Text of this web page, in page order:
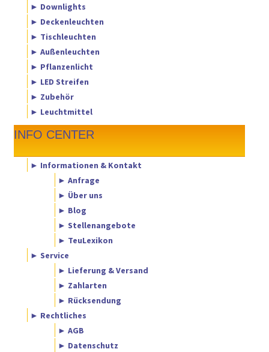
► Downlights
► Deckenleuchten
► Tischleuchten
► Außenleuchten
► Pflanzenlicht
► LED Streifen
► Zubehör
► Leuchtmittel
INFO CENTER
► Informationen & Kontakt
► Anfrage
► Über uns
► Blog
► Stellenangebote
► TeuLexikon
► Service
► Lieferung & Versand
► Zahlarten
► Rücksendung
► Rechtliches
► AGB
► Datenschutz